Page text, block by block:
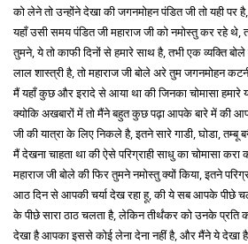
को लेने तो उन्होंने देखा की जगनमोहन पंडित जी तो यही पर
यहाँ उसी समय पंडित जी महाराज जी को नमोस्तु कर रहे थे,
तुमने, ये तो काफी दिनों से हमारे साथ है, तभी एक व्यक्ति
लाल शास्त्री है, तो महाराज जी बोले अरे तुम जगनमोहन
मैं यहाँ कुछ और इरादे से आया था की जिनका चोमासा हमारे
क्योकि अखबारों में तो मैंने बहुत कुछ पढ़ा आपके बारे में की
जी की यात्रा के लिए निकले है, इतने सारे गाडी, घोडा,
मैं देखना चाहता था की ऐसे परिग्राही साधु का चोमासा
महाराज जी बोले की फिर तुमने नमोस्तु क्यों किया, इतने
आठ दिन से आपकी चर्या देख रहा हू, की ये सब आपके पीछे
के पीछे सारा ठाठ चलता है, लेकिन तीर्थंकर को उनके प्रति
देखा है आपका इससे कोई लेना देना नहीं है, और मैंने ये देखा